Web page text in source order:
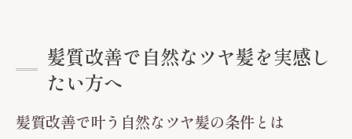
髪質改善で自然なツヤ髪を実感し
たい方へ
髪質改善で叶う自然なツヤ髪の条件とは